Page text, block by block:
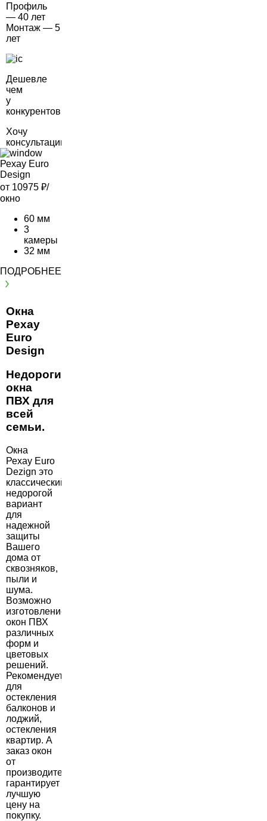
Профиль
— 40 лет
Монтаж — 5
лет
Дешевле
чем
у
конкурентов
Хочу
консультацию
Рехау Euro
Design
от 10975 ₽/
окно
60 мм
3
камеры
32 мм
ПОДРОБНЕЕ
Окна
Рехау
Euro
Design
Недорогие
окна
ПВХ для
всей
семьи.
Окна
Рехау Euro
Dezign это
классический
недорогой
вариант
для
надежной
защиты
Вашего
дома от
сквозняков,
пыли и
шума.
Возможно
изготовление
окон ПВХ
различных
форм и
цветовых
решений.
Рекомендуется
для
остекления
балконов и
лоджий,
остекления
квартир. А
заказ окон
от
производителя
гарантирует
лучшую
цену на
покупку.